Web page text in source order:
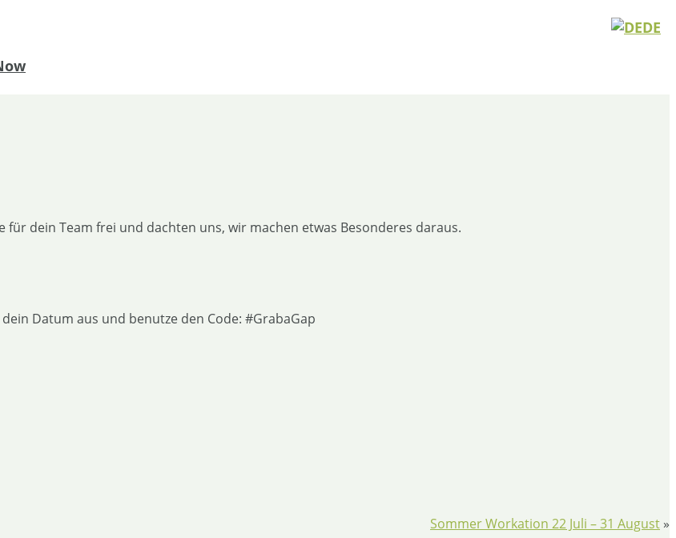
DE
dein Team frei und dachten uns, wir machen etwas Besonderes daraus.
Datum aus und benutze den Code: #GrabaGap
Sommer Workation 22 Juli – 31 August »